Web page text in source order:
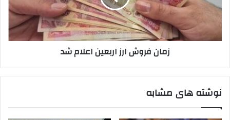
شد
زمان فروش ارز اربعین اعلام شد
نوشته های مشابه